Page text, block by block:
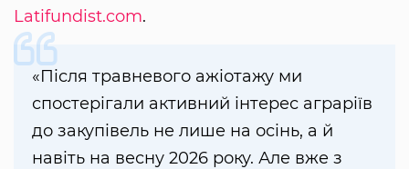
Latifundist.com.
«Після травневого ажіотажу ми
спостерігали активний інтерес аграріїв
до закупівель не лише на осінь, а й
навіть на весну 2026 року. Але вже з